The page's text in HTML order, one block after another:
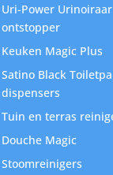
Uri-Power Urinoiraar
ontstopper
Keuken Magic Plus
Satino Black
dispensers
Tuin en terras
Douche Magic
Stoomreinigers